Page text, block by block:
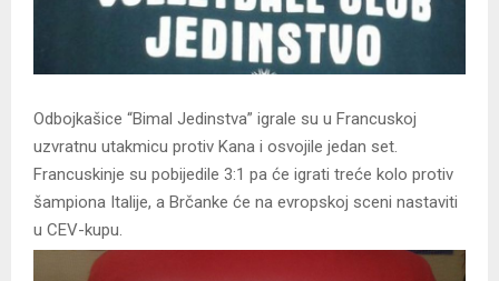
Odbojkašice “Bimal Jedinstva” igrale su u Francuskoj
uzvratnu utakmicu protiv Kana i osvojile jedan set.
Francuskinje su pobijedile 3:1 pa će igrati treće kolo protiv
šampiona Italije, a Brčanke će na evropskoj sceni nastaviti
u CEV-kupu.